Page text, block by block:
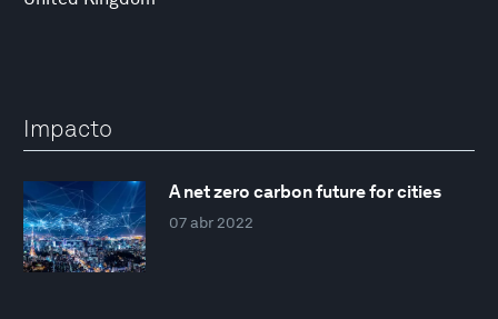
Impacto
A net zero carbon future for cities
07 abr 2022